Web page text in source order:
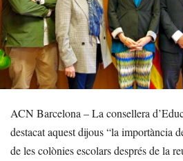
ACN Barcelona – La consellera
destacat aquest dijous “la importància
de les colònies escolars després de la